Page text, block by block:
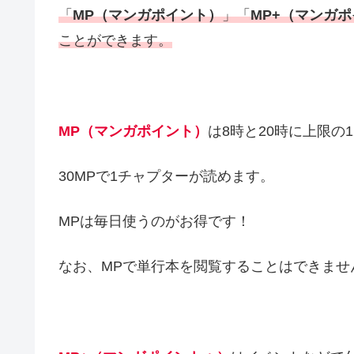
「MP（マンガポイント）」「MP+（マンガ
ことができます。
MP（マンガポイント） は8時と20時に上限の
30MPで1チャプターが読めます。
MPは毎日使うのがお得です！
なお、MPで単行本を閲覧することはできませ